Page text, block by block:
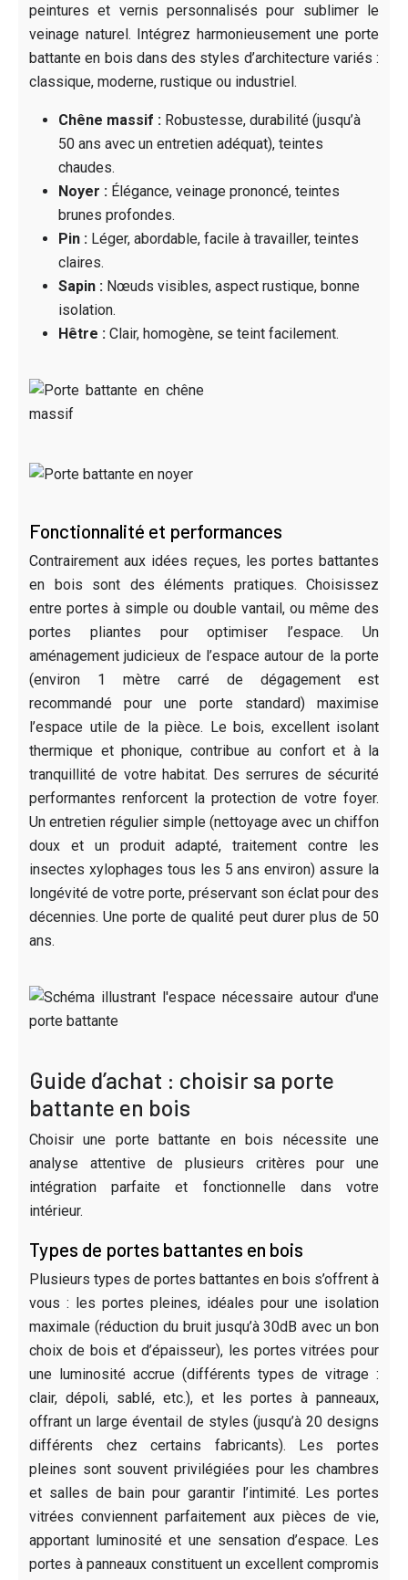
peintures et vernis personnalisés pour sublimer le
veinage naturel. Intégrez harmonieusement une porte
battante en bois dans des styles d’architecture variés :
classique, moderne, rustique ou industriel.
Chêne massif : Robustesse, durabilité (jusqu’à
50 ans avec un entretien adéquat), teintes
chaudes.
Noyer : Élégance, veinage prononcé, teintes
brunes profondes.
Pin : Léger, abordable, facile à travailler, teintes
claires.
Sapin : Nœuds visibles, aspect rustique, bonne
isolation.
Hêtre : Clair, homogène, se teint facilement.
Fonctionnalité et performances
Contrairement aux idées reçues, les portes battantes
en bois sont des éléments pratiques. Choisissez
entre portes à simple ou double vantail, ou même des
portes pliantes pour optimiser l’espace. Un
aménagement judicieux de l’espace autour de la porte
(environ 1 mètre carré de dégagement est
recommandé pour une porte standard) maximise
l’espace utile de la pièce. Le bois, excellent isolant
thermique et phonique, contribue au confort et à la
tranquillité de votre habitat. Des serrures de sécurité
performantes renforcent la protection de votre foyer.
Un entretien régulier simple (nettoyage avec un chiffon
doux et un produit adapté, traitement contre les
insectes xylophages tous les 5 ans environ) assure la
longévité de votre porte, préservant son éclat pour des
décennies. Une porte de qualité peut durer plus de 50
ans.
Guide d’achat : choisir sa porte
battante en bois
Choisir une porte battante en bois nécessite une
analyse attentive de plusieurs critères pour une
intégration parfaite et fonctionnelle dans votre
intérieur.
Types de portes battantes en bois
Plusieurs types de portes battantes en bois s’offrent à
vous : les portes pleines, idéales pour une isolation
maximale (réduction du bruit jusqu’à 30dB avec un bon
choix de bois et d’épaisseur), les portes vitrées pour
une luminosité accrue (différents types de vitrage :
clair, dépoli, sablé, etc.), et les portes à panneaux,
offrant un large éventail de styles (jusqu’à 20 designs
différents chez certains fabricants). Les portes
pleines sont souvent privilégiées pour les chambres
et salles de bain pour garantir l’intimité. Les portes
vitrées conviennent parfaitement aux pièces de vie,
apportant luminosité et une sensation d’espace. Les
portes à panneaux constituent un excellent compromis